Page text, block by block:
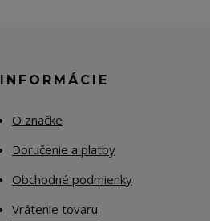
INFORMÁCIE
O značke
Doručenie a platby
Obchodné podmienky
Vrátenie tovaru